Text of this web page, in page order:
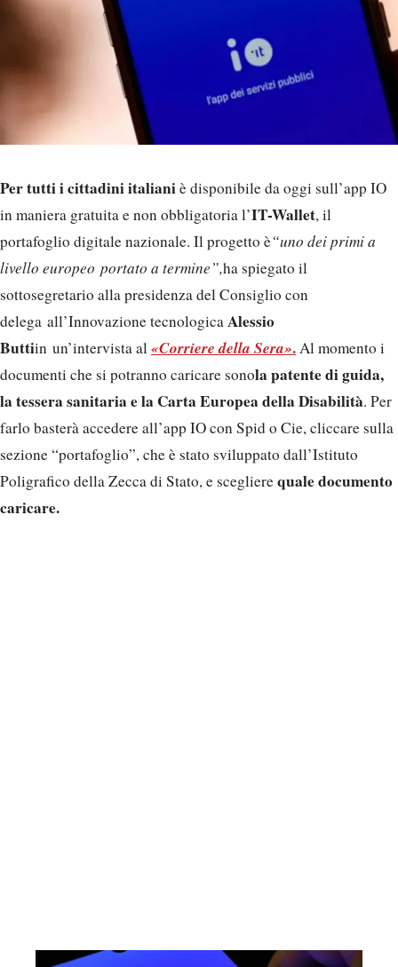
Per tutti i cittadini italianiè disponibile da oggi sull’app IO
in maniera gratuita e non obbligatoria l’IT-Wallet, il
portafoglio digitale nazionale. Il progetto è“uno dei primi a
livello europeo portato a termine”,ha spiegato il
sottosegretario alla presidenza del Consiglio con
delega all’Innovazione tecnologicaAlessio
Buttiin un’intervista al«Corriere della Sera».Al momento i
documenti che si potranno caricare sonola patente di guida,
la tessera sanitaria e la Carta Europea della Disabilità. Per
farlo basterà accedere all’app IO con Spid o Cie, cliccare sulla
sezione “portafoglio”, che è stato sviluppato dall’Istituto
Poligrafico della Zecca di Stato, e sceglierequale documento
caricare.